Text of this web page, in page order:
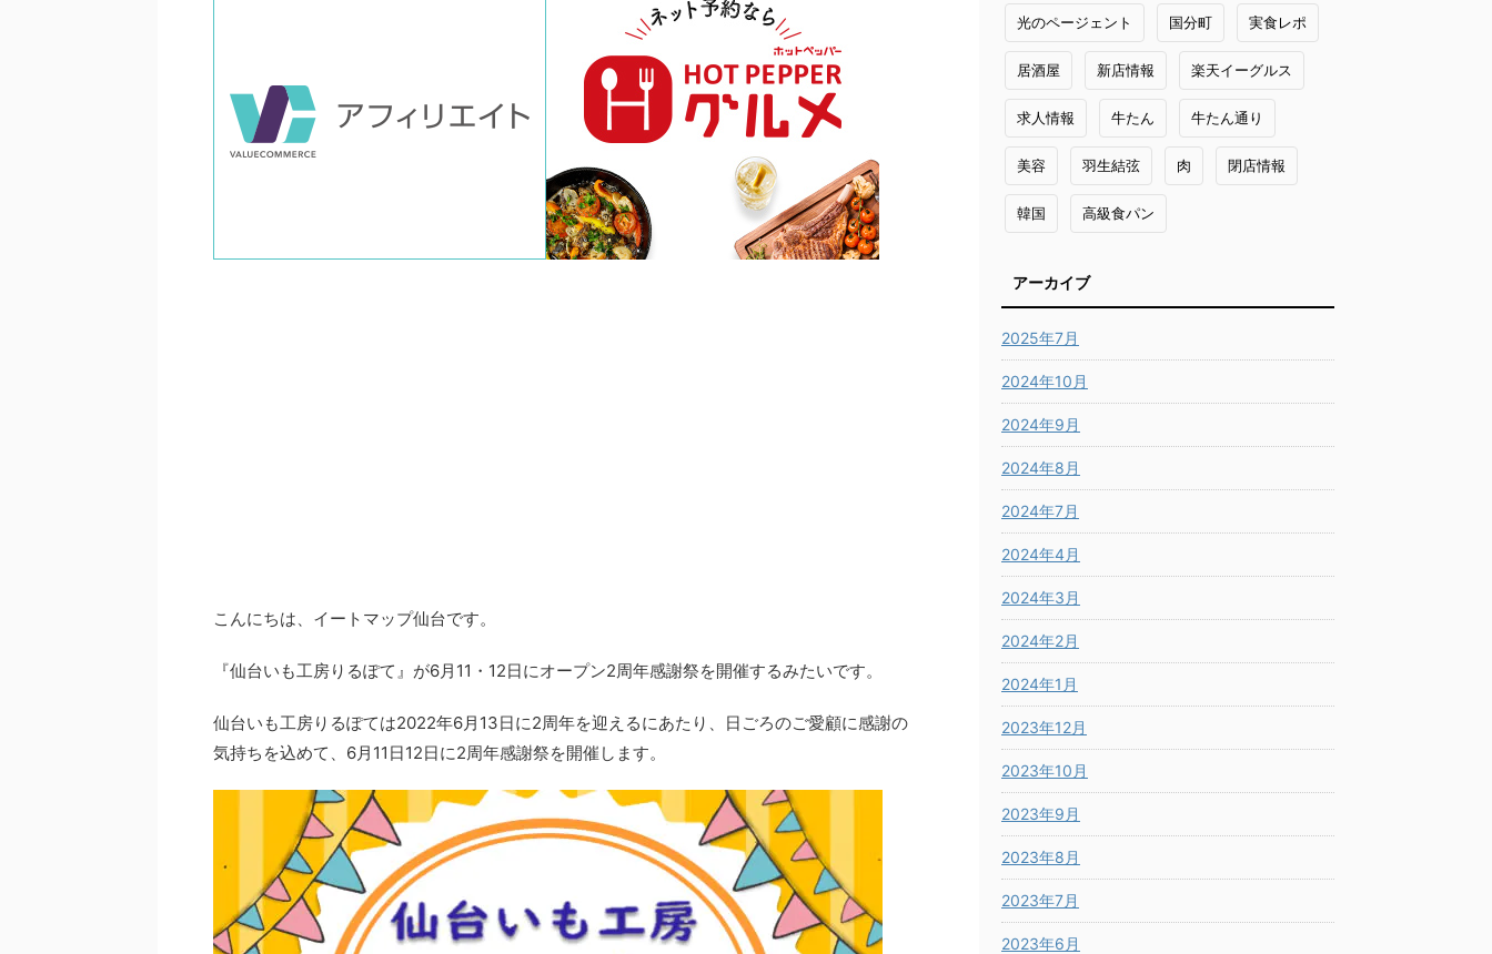
こんにちは、イートマップ仙台です。
『仙台いも工房りるぽて』が6月11・12日にオープン2周年感謝祭を開催するみたいです。
仙台いも工房りるぽては2022年6月13日に2周年を迎えるにあたり、日ごろのご愛顧に感謝の
気持ちを込めて、6月11日12日に2周年感謝祭を開催します。
光のページェント 国分町 実食レポ
居酒屋 新店情報 楽天イーグルス
求人情報 牛たん 牛たん通り
美容 羽生結弦 肉 閉店情報
韓国 高級食パン
アーカイブ
2025年7月
2024年10月
2024年9月
2024年8月
2024年7月
2024年4月
2024年3月
2024年2月
2024年1月
2023年12月
2023年10月
2023年9月
2023年8月
2023年7月
2023年6月